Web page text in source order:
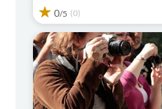
0/5 (0)